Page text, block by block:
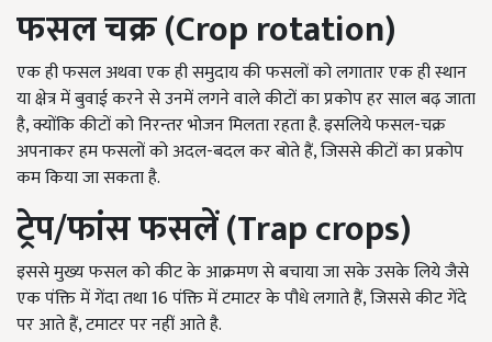
फसल चक्र(Crop rotation)
एक ही फसल अथवा एक ही समुदाय की फसलों को लगातार एक ही स्थान
या क्षेत्र में बुवाई करने से उनमें लगने वाले कीटों का प्रकोप हर साल बढ़ जाता
है, क्योंकि कीटों को निरन्तर भोजन मिलता रहता है. इसलिये फसल-चक्र
अपनाकर हम फसलों को अदल-बदल कर बोते हैं, जिससे कीटों का प्रकोप
कम किया जा सकता है.
ट्रेप/फांस फसलें(Trap crops)
इससे मुख्य फसल को कीट के आक्रमण से बचाया जा सके उसके लिये जैसे
एक पंक्ति में गेंदा तथा 16 पंक्ति में टमाटर के पौधे लगाते हैं, जिससे कीट गेंदे
पर आते हैं, टमाटर पर नहीं आते है.